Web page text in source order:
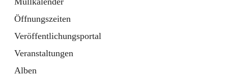
Öffnungszeiten
Veröffentlichungsportal
Veranstaltungen
Alben